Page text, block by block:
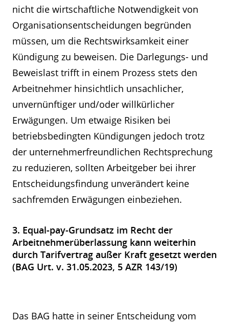
nicht die wirtschaftliche Notwendigkeit von
Organisationsentscheidungen begründen
müssen, um die Rechtswirksamkeit einer
Kündigung zu beweisen. Die Darlegungs- und
Beweislast trifft in einem Prozess stets den
Arbeitnehmer hinsichtlich unsachlicher,
unvernünftiger und/oder willkürlicher
Erwägungen. Um etwaige Risiken bei
betriebsbedingten Kündigungen jedoch trotz
der unternehmerfreundlichen Rechtsprechung
zu reduzieren, sollten Arbeitgeber bei ihrer
Entscheidungsfindung unverändert keine
sachfremden Erwägungen einbeziehen.
3. Equal-pay-Grundsatz im Recht der
Arbeitnehmerüberlassung kann weiterhin
durch Tarifvertrag außer Kraft gesetzt werden
(BAG Urt. v. 31.05.2023, 5 AZR 143/19)
Das BAG hatte in seiner Entscheidung vom